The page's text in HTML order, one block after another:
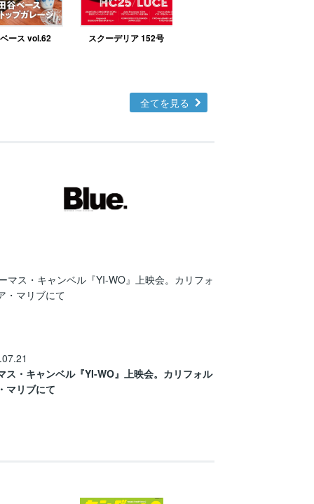
ース vol.62 スクーデリア 152号
全てを見る
ス・キャンベル『YI-WO』上映会。カリフォル
マリブにて